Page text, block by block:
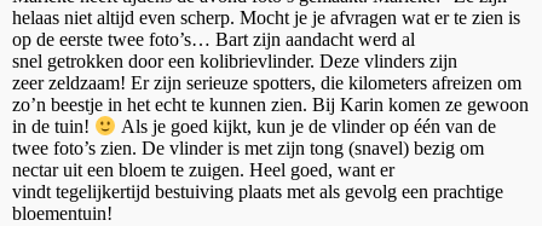
helaas niet altijd even scherp. Mocht je je afvragen wat er te zien is
op de eerste twee foto’s… Bart zijn aandacht werd al
snel getrokken door een kolibrievlinder. Deze vlinders zijn
zeer zeldzaam! Er zijn serieuze spotters, die kilometers afreizen om
zo’n beestje in het echt te kunnen zien. Bij Karin komen ze gewoon
in de tuin!
Als je goed kijkt, kun je de vlinder op één van de
twee foto’s zien. De vlinder is met zijn tong (snavel) bezig om
nectar uit een bloem te zuigen. Heel goed, want er
vindt tegelijkertijd bestuiving plaats met als gevolg een prachtige
bloementuin!